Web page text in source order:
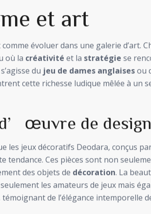
et art
comme évoluer dans une galerie d’art.
où la créativité et la stratégie se
du jeu de dames anglaisesou
cette richesse ludique mêlée à un
de design
les jeux décoratifs Deodara, conçus
tendance. Ces pièces sont non
des objets de décoration. La
les amateurs de jeux mais
de l’élégance intemporelle